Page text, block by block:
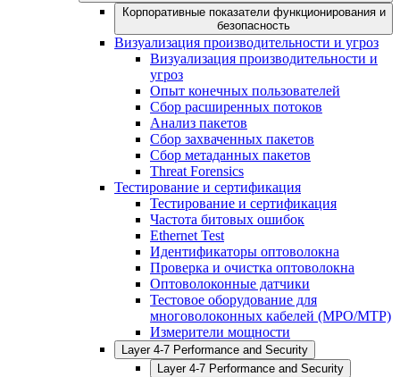
Корпоративные показатели функционирования и
безопасность
Визуализация производительности и угроз
Визуализация производительности и
угроз
Опыт конечных пользователей
Сбор расширенных потоков
Анализ пакетов
Сбор захваченных пакетов
Сбор метаданных пакетов
Threat Forensics
Тестирование и сертификация
Тестирование и сертификация
Частота битовых ошибок
Ethernet Test
Идентификаторы оптоволокна
Проверка и очистка оптоволокна
Оптоволоконные датчики
Тестовое оборудование для
многоволоконных кабелей (MPO/MTP)
Измерители мощности
Layer 4-7 Performance and Security
Layer 4-7 Performance and Security